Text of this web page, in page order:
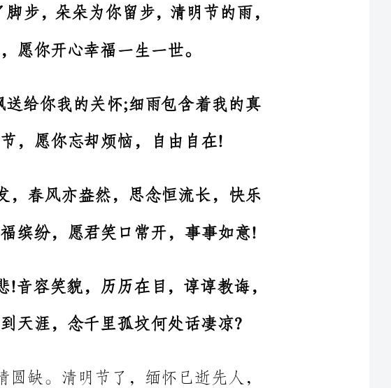
情，传达给你我的心愿：清明时节，愿你忘却烦恼，自由自在!
3、清明小长假，祝福短信发，春风亦盎然，思念恒流长，快乐
似纸鸢，只欠没转发。清明节祝福缤纷，愿君笑口常开，事事如意!
犹言在耳，但客心逐流水，随缘到天涯，念千里孤坟何处话凄凉?
5、人有悲欢离合，月有阴晴圆缺。清明节了，缅怀已逝先人，
6、清明节快到了，警告你别早出晚归，因为这天有鬼出没，你